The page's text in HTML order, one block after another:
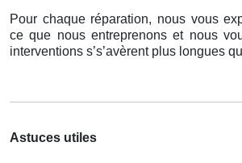
Pour chaque réparation, nous vous
ce que nous entreprenons et nous
interventions s’s’avèrent plus longues
Astuces utiles